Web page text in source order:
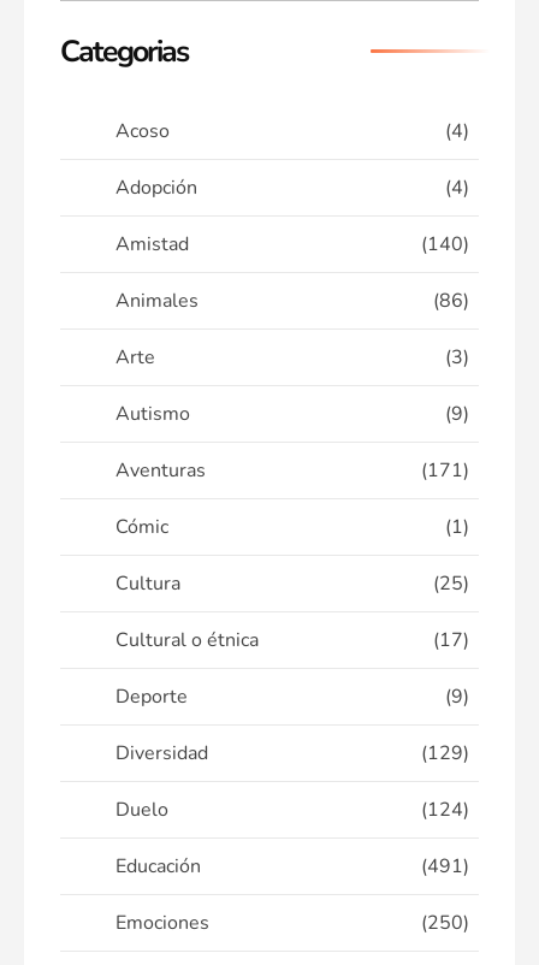
Categorias
Acoso (4)
Adopción (4)
Amistad (140)
Animales (86)
Arte (3)
Autismo (9)
Aventuras (171)
Cómic (1)
Cultura (25)
Cultural o étnica (17)
Deporte (9)
Diversidad (129)
Duelo (124)
Educación (491)
Emociones (250)